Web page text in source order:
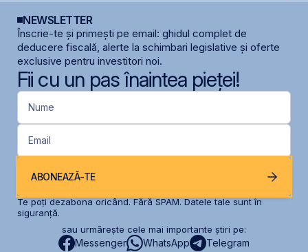
NEWSLETTER
Înscrie-te și primești pe email: ghidul complet de
deducere fiscală, alerte la schimbari legislative și oferte
exclusive pentru investitori noi.
Fii cu un pas înaintea pieței!
Nume
Email
ABONEAZĂ-TE
Te poți dezabona oricând. Fără SPAM. Datele tale sunt în
siguranță.
sau urmărește cele mai importante știri pe:
Messenger WhatsApp Telegram